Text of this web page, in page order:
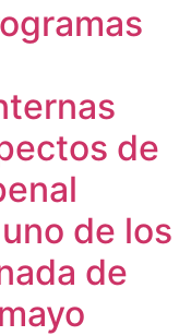
de
de los
de